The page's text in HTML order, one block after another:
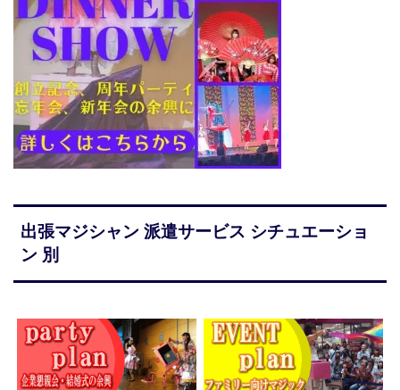
出張マジシャン 派遣サービス シチュエーショ
ン 別